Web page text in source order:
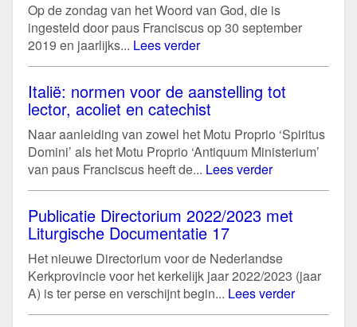
Op de zondag van het Woord van God, die is
ingesteld door paus Franciscus op 30 september
2019 en jaarlijks... Lees verder
Italië: normen voor de aanstelling tot
lector, acoliet en catechist
Naar aanleiding van zowel het Motu Proprio ‘Spiritus
Domini’ als het Motu Proprio ‘Antiquum Ministerium’
van paus Franciscus heeft de... Lees verder
Publicatie Directorium 2022/2023 met
Liturgische Documentatie 17
Het nieuwe Directorium voor de Nederlandse
Kerkprovincie voor het kerkelijk jaar 2022/2023 (jaar
A) is ter perse en verschijnt begin... Lees verder